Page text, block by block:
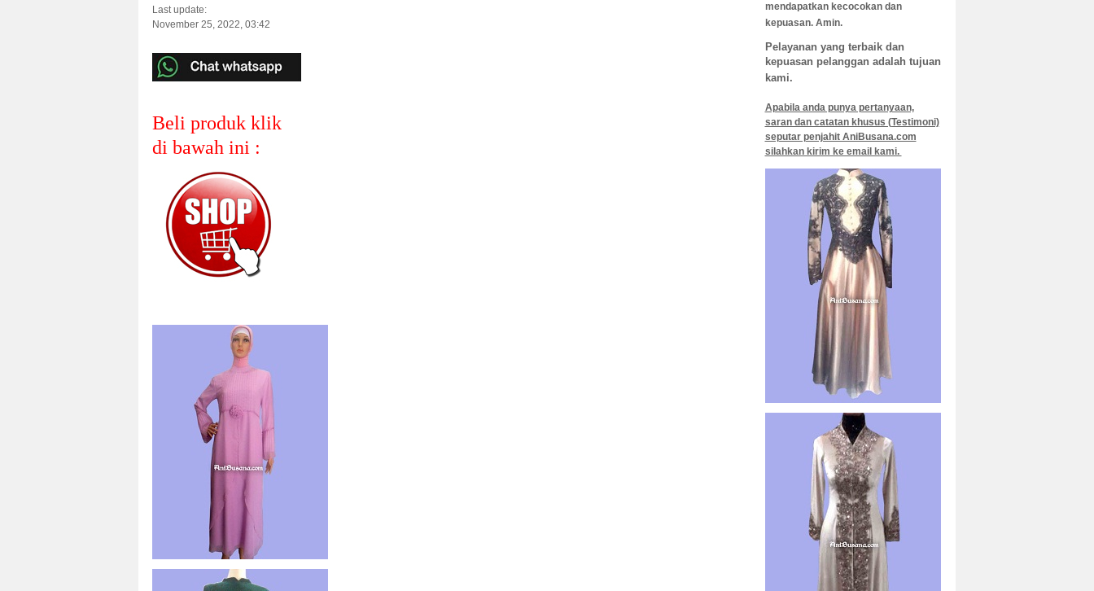
Last update:
November 25, 2022, 03:42
Beli produk klik
di bawah ini :
mendapatkan kecocokan dan
kepuasan. Amin.
Pelayanan yang terbaik dan
kepuasan pelanggan adalah tujuan
kami.
Apabila anda punya pertanyaan,
saran dan catatan khusus (Testimoni)
seputar penjahit AniBusana.com
silahkan kirim ke email kami.